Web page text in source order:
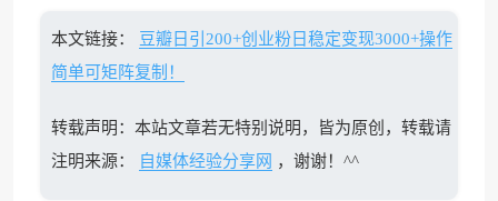
本文链接：
豆瓣日引200+创业粉日稳定变现3000+操作
简单可矩阵复制！
转载声明：本站文章若无特别说明，皆为原创，转载请
注明来源：
自媒体经验分享网 ，谢谢！^^